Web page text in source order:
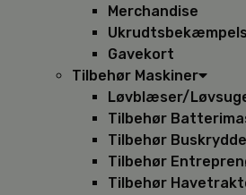
Merchandise
Gavekort
Tilbehør Maskiner
Løvblæser/
Tilbehør
Tilbehør
Tilbehør
Tilbehør